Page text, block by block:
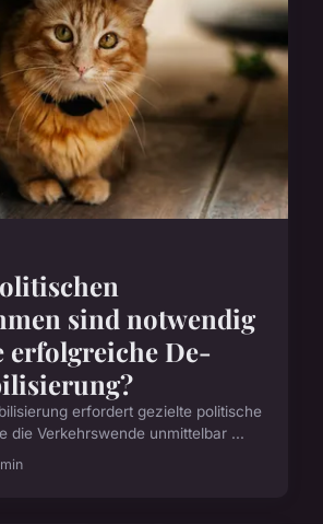
sind notwendig
erfolgreiche De-
erfordert gezielte politische
die Verkehrswende unmittelbar ...